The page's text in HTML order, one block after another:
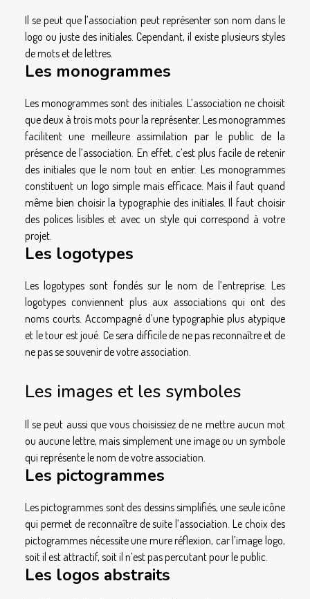
Il se peut que l’association peut représenter son nom dans le
logo ou juste des initiales. Cependant, il existe plusieurs styles
de mots et de lettres.
Les monogrammes
Les monogrammes sont des initiales. L’association ne choisit
que deux à trois mots pour la représenter. Les monogrammes
facilitent une meilleure assimilation par le public de la
présence de l’association. En effet, c’est plus facile de retenir
des initiales que le nom tout en entier. Les monogrammes
constituent un logo simple mais efficace. Mais il faut quand
même bien choisir la typographie des initiales. Il faut choisir
des polices lisibles et avec un style qui correspond à votre
projet.
Les logotypes
Les logotypes sont fondés sur le nom de l’entreprise. Les
logotypes conviennent plus aux associations qui ont des
noms courts. Accompagné d’une typographie plus atypique
et le tour est joué. Ce sera difficile de ne pas reconnaître et de
ne pas se souvenir de votre association.
Les images et les symboles
Il se peut aussi que vous choisissiez de ne mettre aucun mot
ou aucune lettre, mais simplement une image ou un symbole
qui représente le nom de votre association.
Les pictogrammes
Les pictogrammes sont des dessins simplifiés, une seule icône
qui permet de reconnaître de suite l’association. Le choix des
pictogrammes nécessite une mure réflexion, car l’image logo,
soit il est attractif, soit il n’est pas percutant pour le public.
Les logos abstraits